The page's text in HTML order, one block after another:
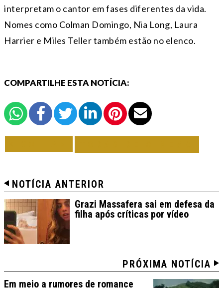
interpretam o cantor em fases diferentes da vida.
Nomes como Colman Domingo, Nia Long, Laura
Harrier e Miles Teller também estão no elenco.
COMPARTILHE ESTA NOTÍCIA:
NOTÍCIA ANTERIOR
Grazi Massafera sai em defesa da
filha após críticas por vídeo
PRÓXIMA NOTÍCIA
Em meio a rumores de romance